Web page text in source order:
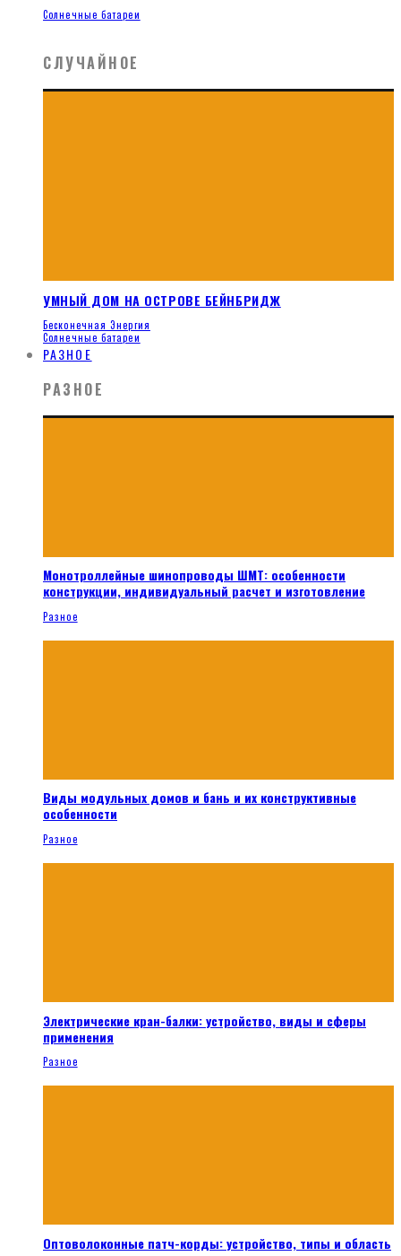
Солнечные батареи
СЛУЧАЙНОЕ
УМНЫЙ ДОМ НА ОСТРОВЕ БЕЙНБРИДЖ
Бесконечная Энергия
Солнечные батареи
РАЗНОЕ
РАЗНОЕ
Монотроллейные шинопроводы ШМТ: особенности
конструкции, индивидуальный расчет и изготовление
Разное
Виды модульных домов и бань и их конструктивные
особенности
Разное
Электрические кран-балки: устройство, виды и сферы
применения
Разное
Оптоволоконные патч-корды: устройство, типы и область